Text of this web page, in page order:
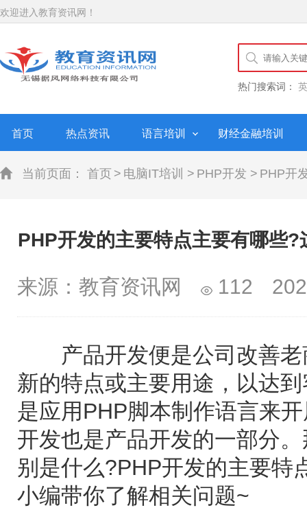
欢迎进入教育资讯网！
热门搜索词：
首页 热点资讯 语言培训 财经金融培训
当前页面： 首页 > 电脑IT培训 > PHP开发 > PHP开
PHP开发的主要特点主要有哪些
来源：教育资讯网 112
产品开发便是公司改善老
新的特点或主要用途，以达
是应用PHP脚本制作语言来
开发也是产品开发的一部分
别是什么?PHP开发的主要特
小编带你了解相关问题~